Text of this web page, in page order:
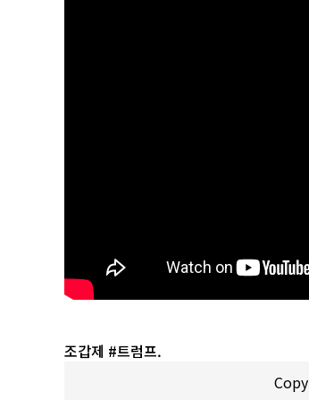
조갑제 #트럼프.